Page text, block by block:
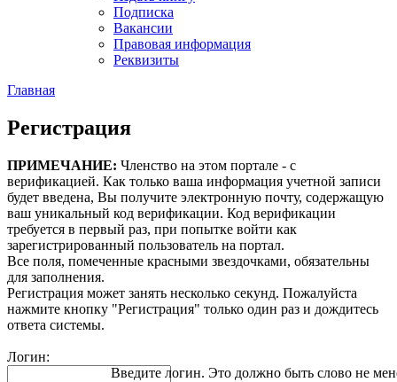
Подписка
Вакансии
Правовая информация
Реквизиты
Главная
Регистрация
ПРИМЕЧАНИЕ: Членство на этом портале - с
верификацией. Как только ваша информация учетной записи
будет введена, Вы получите электронную почту, содержащую
ваш уникальный код верификации. Код верификации
требуется в первый раз, при попытке войти как
зарегистрированный пользователь на портал.
Все поля, помеченные красными звездочками, обязательны
для заполнения.
Регистрация может занять несколько секунд. Пожалуйста
нажмите кнопку "Регистрация" только один раз и дождитесь
ответа системы.
Логин:
Введите логин. Это должно быть слово не